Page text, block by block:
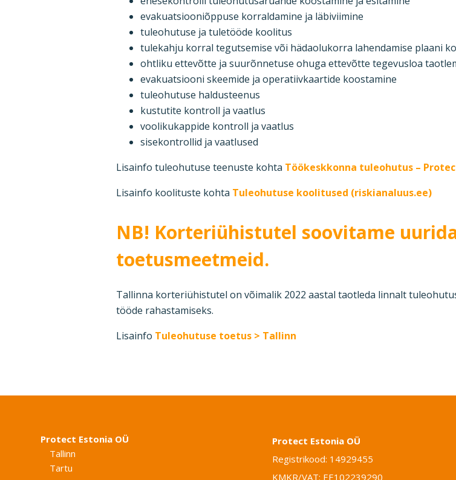
evakuatsiooniõppuse korraldamine ja läbiviimine
tuleohutuse ja tuletööde koolitus
tulekahju korral tegutsemise või hädaolukorra lahendamise plaani
ohtliku ettevõtte ja suurõnnetuse ohuga ettevõtte tegevusloa
evakuatsiooni skeemide ja operatiivkaartide koostamine
tuleohutuse haldusteenus
kustutite kontroll ja vaatlus
voolikukappide kontroll ja vaatlus
sisekontrollid ja vaatlused
Lisainfo tuleohutuse teenuste kohta Töökeskkonna tuleohutus –
Lisainfo koolituste kohta Tuleohutuse koolitused (riskianaluus.ee)
NB! Korteriühistutel soovitame
toetusmeetmeid.
Tallinna korteriühistutel on võimalik 2022 aastal taotleda linnalt
tööde rahastamiseks.
Lisainfo Tuleohutuse toetus > Tallinn
Protect Estonia OÜ
Tallinn
Tartu
Protect Estonia OÜ
Registrikood: 14929455
KMKR/VAT: EE102239290